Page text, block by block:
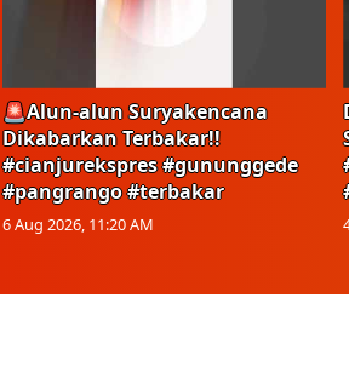
🚨Alun-alun Suryakencana
Dikabarkan Terbakar!!
#cianjurekspres #gununggede
#pangrango #terbakar
6 Aug 2026, 11:20 AM